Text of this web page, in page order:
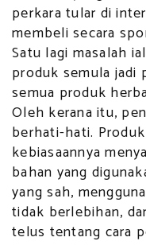
perkara tular di
membeli secara
Satu lagi masalah
produk semula jadi
semua produk
Oleh kerana itu,
berhati-hati.
kebiasaannya
bahan yang
yang sah,
tidak berlebihan,
telus tentang cara